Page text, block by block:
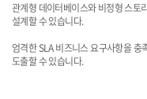
관계형 데이터베이스와 비정형 스토
설계할 수 있습니다.
엄격한 SLA 비즈니스 요구사항을
도출할 수 있습니다.